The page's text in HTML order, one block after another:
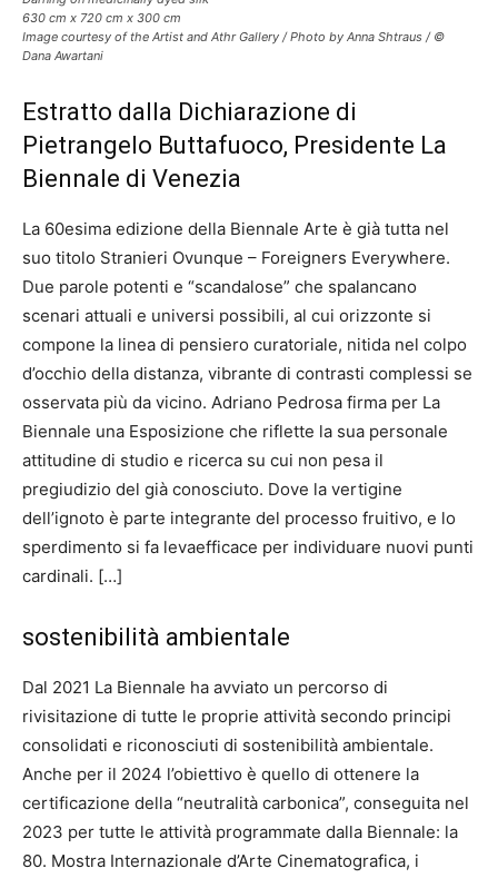
630 cm x 720 cm x 300 cm
Image courtesy of the Artist and Athr Gallery / Photo by Anna Shtraus / ©
Dana Awartani
Estratto dalla Dichiarazione di
Pietrangelo Buttafuoco, Presidente La
Biennale di Venezia
La 60esima edizione della Biennale Arte è già tutta nel
suo titolo Stranieri Ovunque – Foreigners Everywhere.
Due parole potenti e “scandalose” che spalancano
scenari attuali e universi possibili, al cui orizzonte si
compone la linea di pensiero curatoriale, nitida nel colpo
d’occhio della distanza, vibrante di contrasti complessi se
osservata più da vicino. Adriano Pedrosa firma per La
Biennale una Esposizione che riflette la sua personale
attitudine di studio e ricerca su cui non pesa il
pregiudizio del già conosciuto. Dove la vertigine
dell’ignoto è parte integrante del processo fruitivo, e lo
sperdimento si fa levaefficace per individuare nuovi punti
cardinali. […]
sostenibilità ambientale
Dal 2021 La Biennale ha avviato un percorso di
rivisitazione di tutte le proprie attività secondo principi
consolidati e riconosciuti di sostenibilità ambientale.
Anche per il 2024 l’obiettivo è quello di ottenere la
certificazione della “neutralità carbonica”, conseguita nel
2023 per tutte le attività programmate dalla Biennale: la
80. Mostra Internazionale d’Arte Cinematografica, i